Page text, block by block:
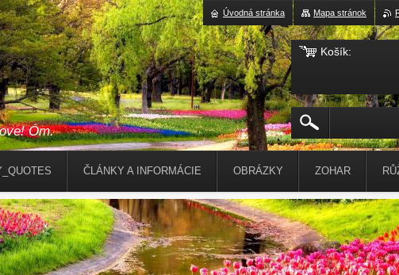
Óm.
ČLÁNKY A INFORMÁCIE OBRÁZKY ZOHAR
Mapa stránok
Úvodná stránka
Košík: